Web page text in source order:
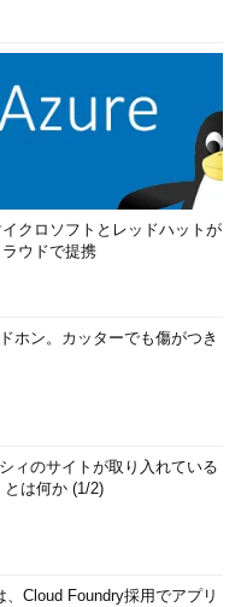
イクロソフトとレッドハットが
ラウドで提携
ホン。カッターでも傷がつき
ィのサイトが取り入れている
とは何か (1/2)
Cloud Foundry採用でアプリ